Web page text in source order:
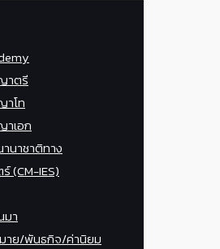
าตรี
โท
เอก
นาชาติทาง
(CM-IES)
มา
าย/พันธกิจ/ค่านิยม